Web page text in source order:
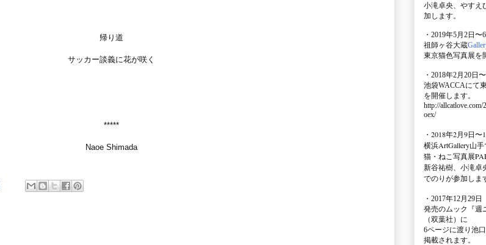
帰り道
サッカー談義に花が咲く
*****
Naoe Shimada
小滝卓央、やすえ
加します。
・2019年5月2日〜
祖師ヶ谷大蔵
東京猫色写真展を
・2018年2月20日
池袋WACCAにて
を開催します。
http://allcatlove.com/
oex/
・2018年2月9日〜
横浜ArtGallery山手
猫・ねこ写真展
新谷祐樹、小滝卓
でのりが参加しま
・ 2017年12月29日
発売のムック
『
（双葉社）に
6ページに渡り 池
掲載されます。